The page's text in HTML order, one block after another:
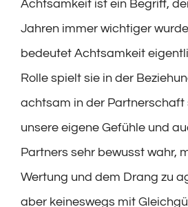
Achtsamkeit ist ein Begriff,
Jahren immer wichtiger
bedeutet Achtsamkeit
Rolle spielt sie in der
achtsam in der Partnerschaft
unsere eigene Gefühle und
Partners sehr bewusst wahr,
Wertung und dem Drang zu
aber keineswegs mit